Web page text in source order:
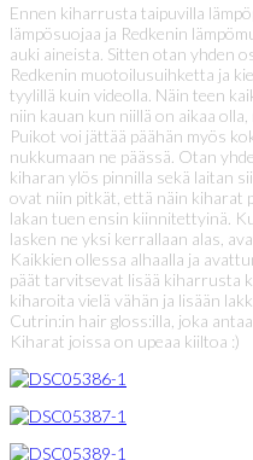
Ennen kiharrusta taipuvilla
lämpösuojaa ja Redkenin
auki aineista. Sitten otan yhden
Redkenin muotoilusuihketta ja
tyylillä kuin videolla. Näin teen
niin kauan kun niillä on aikaa
Puikot voi jättää päähän myös
nukkumaan ne päässä. Otan
kiharan ylös pinnilla sekä laitan
ovat niin pitkät, että näin kiharat
lakan tuen ensin kiinnitettyinä.
lasken ne yksi kerrallaan alas,
Kaikkien ollessa alhaalla ja
päät tarvitsevat lisää kiharrusta
kiharoita vielä vähän ja lisään
Cutrin:in hair gloss:illa, joka
Kiharat joissa on upeaa kiiltoa :)